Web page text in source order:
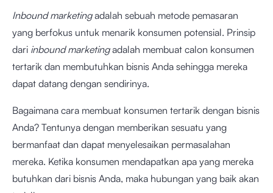
Inbound marketingadalah sebuah metode pemasaran
yang berfokus untuk menarik konsumen potensial. Prinsip
dari inbound marketingadalah membuat calon konsumen
tertarik dan membutuhkan bisnis Anda sehingga mereka
dapat datang dengan sendirinya.
Bagaimana cara membuat konsumen tertarik dengan bisnis
Anda? Tentunya dengan memberikan sesuatu yang
bermanfaat dan dapat menyelesaikan permasalahan
mereka. Ketika konsumen mendapatkan apa yang mereka
butuhkan dari bisnis Anda, maka hubungan yang baik akan